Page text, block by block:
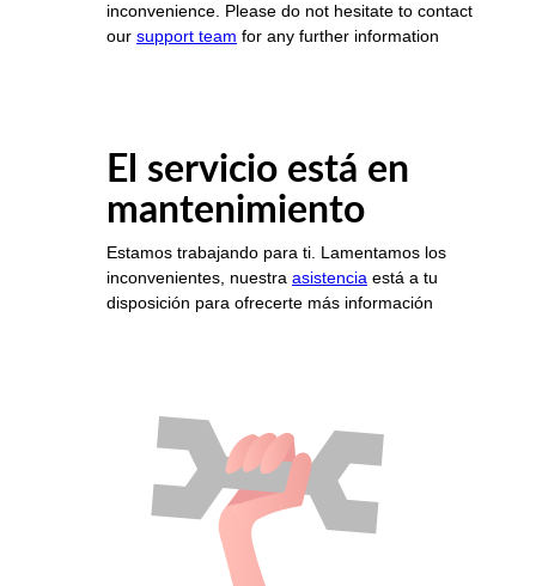
inconvenience. Please do not hesitate to contact
our support team for any further information
El servicio está en
mantenimiento
Estamos trabajando para ti. Lamentamos los
inconvenientes, nuestra asistencia está a tu
disposición para ofrecerte más información